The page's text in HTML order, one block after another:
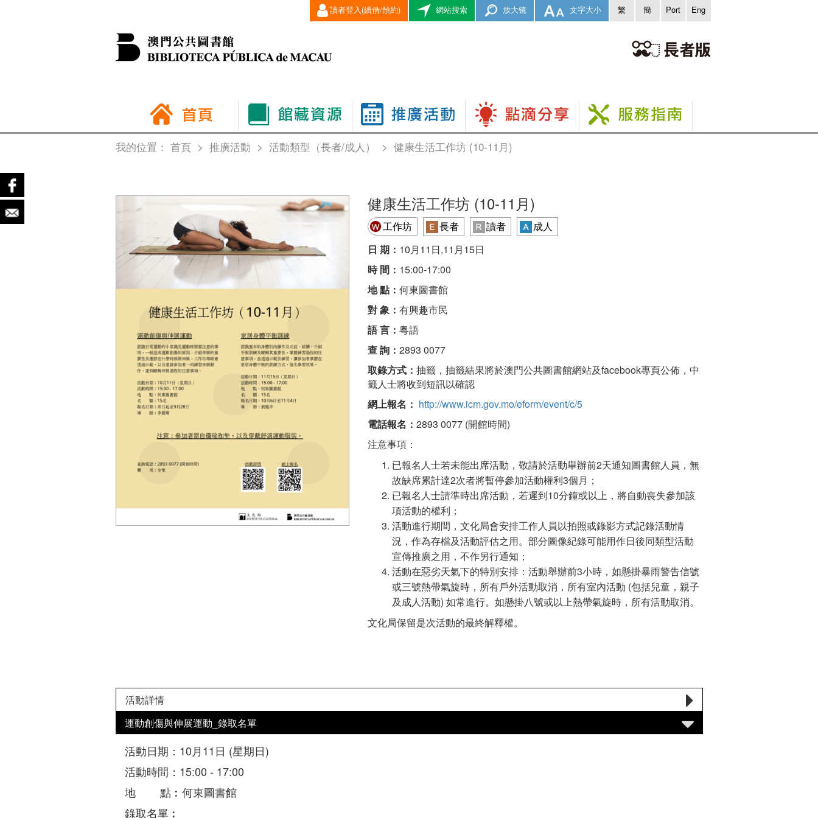
讀者登入(續借/預約) 網站搜索 放大镜 文字大小 繁 簡 Port Eng
我的位置： 首頁> 推廣活動 > 活動類型（長者/成人） > 健康生活工作坊 (10-11月)
健康生活工作坊 (10-11月)
工作坊 長者 讀者
成人
日 期： 10月11日,11月15日
時 間： 15:00-17:00
地 點：何東圖書館
對 象：有興趣市民
語 言：粵語
查 詢：2893 0077
取錄方式：抽籤，抽籤結果將於澳門公共圖書館網站及facebook專頁公佈，中
籤人士將收到短訊以確認
網上報名： http://www.icm.gov.mo/eform/event/c/5
電話報名：2893 0077 (開館時間)
注意事項：
已報名人士若未能出席活動，敬請於活動舉辦前2天通知圖書館人員，無
故缺席累計達2次者將暫停參加活動權利3個月；
已報名人士請準時出席活動，若遲到10分鐘或以上，將自動喪失參加該
項活動的權利；
活動進行期間，文化局會安排工作人員以拍照或錄影方式記錄活動情
況，作為存檔及活動評估之用。部分圖像紀錄可能用作日後同類型活動
宣傳推廣之用，不作另行通知；
活動在惡劣天氣下的特別安排：活動舉辦前3小時，如懸掛暴雨警告信號
或三號熱帶氣旋時，所有戶外活動取消，所有室內活動 (包括兒童，親子
及成人活動) 如常進行。如懸掛八號或以上熱帶氣旋時，所有活動取消。
文化局保留是次活動的最終解釋權。
活動詳情
運動創傷與伸展運動_錄取名單
活動日期：10月11日 (星期日)
活動時間：15:00 - 17:00
地 點︰何東圖書館
錄取名單︰